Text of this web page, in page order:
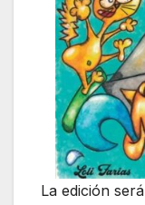
La edición será